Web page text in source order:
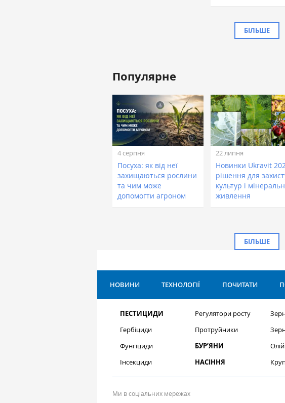
БІЛЬШЕ
Популярне
4 серпня
Посуха: як від неї
захищаються рослини
та чим може
допомогти агроном
22 липня
Новинки Ukravit
рішення для
культур і
живлення
БІЛЬШЕ
НОВИНИ ТЕХНОЛОГІЇ ПОЧИТАТИ
ПЕСТИЦИДИ
Гербіциди
Фунгіциди
Інсекциди
Регулятори росту
Протруйники
БУР’ЯНИ
НАСІННЯ
Ми в соціальних мережах